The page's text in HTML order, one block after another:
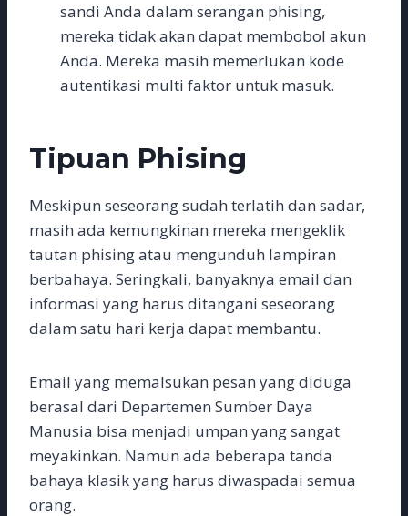
sandi Anda dalam serangan phising,
mereka tidak akan dapat membobol akun
Anda. Mereka masih memerlukan kode
autentikasi multi faktor untuk masuk.
Tipuan Phising
Meskipun seseorang sudah terlatih dan sadar,
masih ada kemungkinan mereka mengeklik
tautan phising atau mengunduh lampiran
berbahaya. Seringkali, banyaknya email dan
informasi yang harus ditangani seseorang
dalam satu hari kerja dapat membantu.
Email yang memalsukan pesan yang diduga
berasal dari Departemen Sumber Daya
Manusia bisa menjadi umpan yang sangat
meyakinkan. Namun ada beberapa tanda
bahaya klasik yang harus diwaspadai semua
orang.